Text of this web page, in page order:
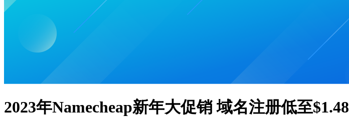
2023年Namecheap新年大促销 域名注册低至$1.48